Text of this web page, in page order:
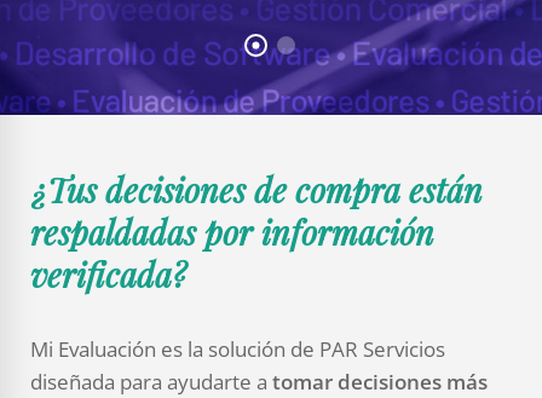
¿Tus decisiones de compra están
respaldadas por información
verificada?
Mi Evaluación es la solución de PAR Servicios
diseñada para ayudarte a tomar decisiones más